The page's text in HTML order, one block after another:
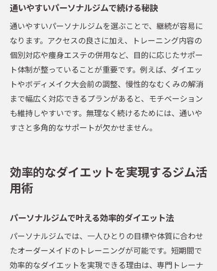
通いやすいパーソナルジムで続ける秘訣
通いやすいパーソナルジムを選ぶことで、継続が容易に
なります。アクセスの良さに加え、トレーニング内容の
個別対応や痩身エステの併用など、目的に応じたサポー
ト体制が整っていることが重要です。例えば、ダイエッ
トやボディメイク大会前の調整、慢性的なむくみの解消
まで幅広く対応できるプランがあると、モチベーション
も維持しやすいです。無理なく続けるためには、通いや
すさと多角的なサポートが欠かせません。
効率的なダイエットを実現するジム活
用術
パーソナルジムで叶える効率的ダイエット法
パーソナルジムでは、一人ひとりの目標や体質に合わせ
たオーダーメイドのトレーニングが可能です。短期間で
効率的なダイエットを実現できる理由は、専門トレーナ